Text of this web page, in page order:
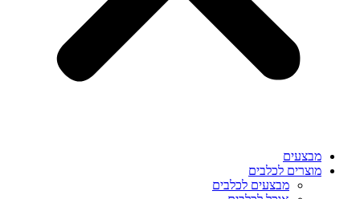
מבצעים
מוצרים לכלבים
מבצעים לכלבים